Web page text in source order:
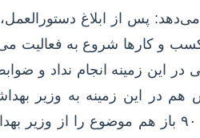
می‌دهد: پس از ابلاغ
در این زمینه انجام نداد و